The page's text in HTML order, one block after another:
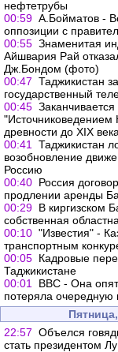
нефтетрубы
00:59 А.Бойматов -
оппозиции с
00:55 Знаменитая
Айшвария Рай
Дж.Бондом (фото)
00:47 Таджикистан
государственный
00:45
"Источниковедением
древности до XIX века
00:41
Таджикистан
возобновление
Россию
00:40 Россия
продлении аренды
00:29 В киргизском
собственная
00:10 "Известия" -
транспортным
00:05 Кадровые
Таджикистане
00:01
ВВС - Она
потеряла очередную
22:57 Объелся
стать президентом